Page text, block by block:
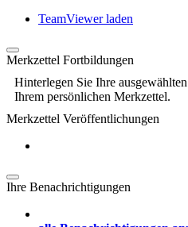
TeamViewer laden
Merkzettel Fortbildungen
Hinterlegen Sie Ihre
Ihrem persönlichen Merkzettel.
Merkzettel Veröffentlichungen
Ihre Benachrichtigungen